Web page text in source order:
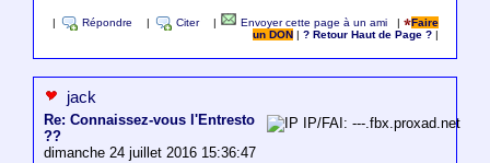
Répondre Citer Envoyer cette page à un ami |
Faire
un DON
|? Retour Haut de Page ?
jack
Re: Connaissez-vous l'Entresto
??
dimanche 24 juillet 2016 15:36:47
IP/FAI: ---.fbx.proxad.net